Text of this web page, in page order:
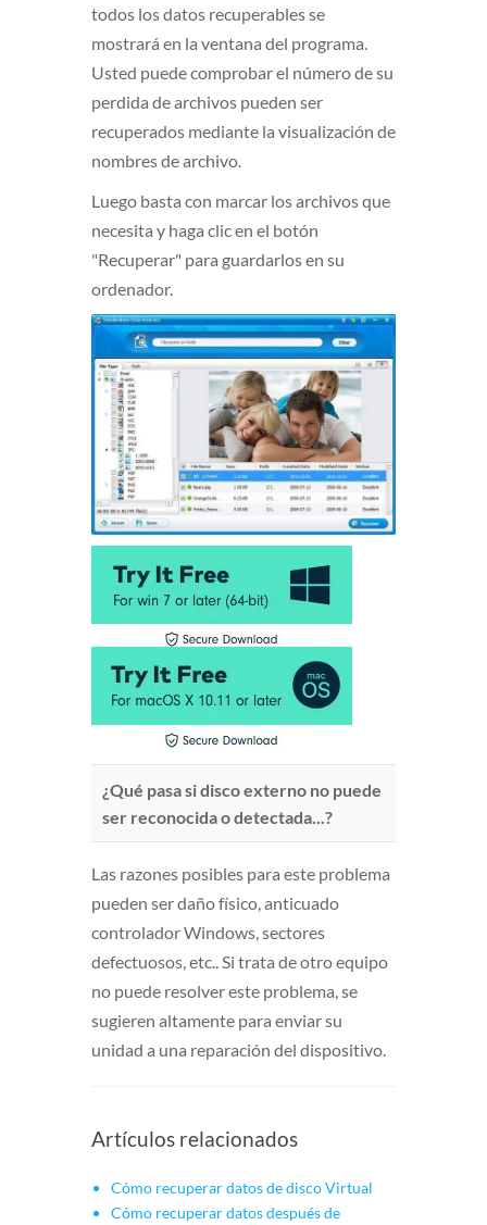
todos los datos recuperables se
mostrará en la ventana del programa.
Usted puede comprobar el número de su
perdida de archivos pueden ser
recuperados mediante la visualización de
nombres de archivo.
Luego basta con marcar los archivos que
necesita y haga clic en el botón
"Recuperar" para guardarlos en su
ordenador.
¿Qué pasa si disco externo no puede
ser reconocida o detectada...?
Las razones posibles para este problema
pueden ser daño físico, anticuado
controlador Windows, sectores
defectuosos, etc.. Si trata de otro equipo
no puede resolver este problema, se
sugieren altamente para enviar su
unidad a una reparación del dispositivo.
Artículos relacionados
Cómo recuperar datos de disco Virtual
Cómo recuperar datos después de